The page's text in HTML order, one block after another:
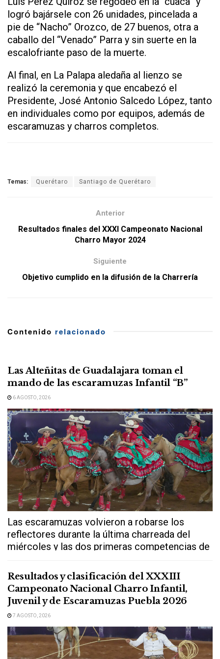
logró bajársele con 26 unidades, pincelada a
pie de “Nacho” Orozco, de 27 buenos, otra a
caballo del “Venado” Parra y sin suerte en la
escalofriante paso de la muerte.
Al final, en La Palapa aledaña al lienzo se
realizó la ceremonia y que encabezó el
Presidente, José Antonio Salcedo López, tanto
en individuales como por equipos, además de
escaramuzas y charros completos.
Temas: Querétaro Santiago de Querétaro
Anterior
Resultados finales del XXXI Campeonato Nacional
Charro Mayor 2024
Siguiente
Objetivo cumplido en la difusión de la Charrería
Contenido relacionado
Las Alteñitas de Guadalajara toman el
mando de las escaramuzas Infantil “B”
6 AGOSTO, 2026
Las escaramuzas volvieron a robarse los
reflectores durante la última charreada del
miércoles y las dos primeras competencias de
Resultados y clasificación del XXXIII
Campeonato Nacional Charro Infantil,
Juvenil y de Escaramuzas Puebla 2026
7 AGOSTO, 2026